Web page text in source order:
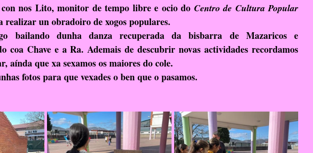
Biblioteca TIC EAEC PDC
SaúdePrato Donas de si EDLG ER
nos Lito, monitor de tempo libre e ocio do Centro de Cultura Popular
realizar un obradoiro de xogos populares.
bailando dunha danza recuperada da bisbarra de Mazaricos e
coa Chave e a Ra. Ademais de descubrir novas actividades recordamos
aínda que xa sexamos os maiores do cole.
fotos para que vexades o ben que o pasamos.